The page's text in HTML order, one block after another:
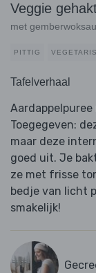
Veggie
met
PITTIG
Tafelverhaal
Toegegeven:
maar deze
goed uit. Je
ze met frisse
bedje van licht
smakelijk!